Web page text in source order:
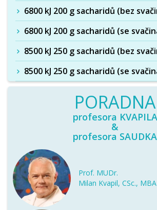
6800 kJ 200 g sacharidů (bez
6800 kJ 200 g sacharidů (se
8500 kJ 250 g sacharidů (bez
8500 kJ 250 g sacharidů (se
PORADNA
profesora KVAPILA
&
profesora SAUDKA
Prof. MUDr.
Milan Kvapil, CSc., MBA